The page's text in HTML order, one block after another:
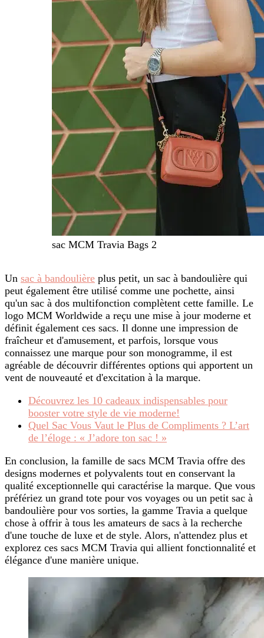
sac MCM Travia Bags 2
Un sac à bandoulière plus petit, un sac à bandoulière qui
peut également être utilisé comme une pochette, ainsi
qu'un sac à dos multifonction complètent cette famille. Le
logo MCM Worldwide a reçu une mise à jour moderne et
définit également ces sacs. Il donne une impression de
fraîcheur et d'amusement, et parfois, lorsque vous
connaissez une marque pour son monogramme, il est
agréable de découvrir différentes options qui apportent un
vent de nouveauté et d'excitation à la marque.
Découvrez les 10 cadeaux indispensables pour
booster votre style de vie moderne!
Quel Sac Vous Vaut le Plus de Compliments ? L’art
de l’éloge : « J’adore ton sac ! »
En conclusion, la famille de sacs MCM Travia offre des
designs modernes et polyvalents tout en conservant la
qualité exceptionnelle qui caractérise la marque. Que vous
préfériez un grand tote pour vos voyages ou un petit sac à
bandoulière pour vos sorties, la gamme Travia a quelque
chose à offrir à tous les amateurs de sacs à la recherche
d'une touche de luxe et de style. Alors, n'attendez plus et
explorez ces sacs MCM Travia qui allient fonctionnalité et
élégance d'une manière unique.